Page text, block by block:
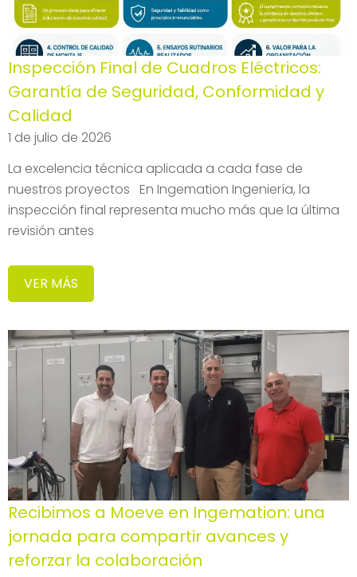
Inspección Final de Cuadros Eléctricos:
Garantía de Seguridad, Conformidad y
Calidad
1 de julio de 2026
La excelencia técnica aplicada a cada fase de
nuestros proyectos En Ingemation Ingeniería, la
inspección final representa mucho más que la última
revisión antes
VER MÁS
Recibimos a Moeve en Ingemation: una
jornada para compartir avances y
reforzar la colaboración